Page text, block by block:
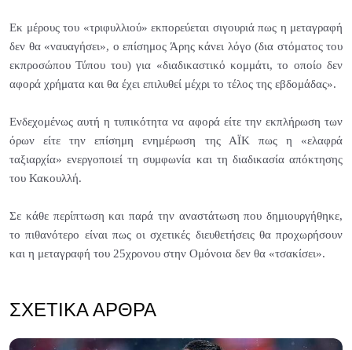
Εκ μέρους του «τριφυλλιού» εκπορεύεται σιγουριά πως η μεταγραφή
δεν θα «ναυαγήσει», ο επίσημος Άρης κάνει λόγο (δια στόματος του
εκπροσώπου Τύπου του) για «διαδικαστικό κομμάτι, το οποίο δεν
αφορά χρήματα και θα έχει επιλυθεί μέχρι το τέλος της εβδομάδας».
Ενδεχομένως αυτή η τυπικότητα να αφορά είτε την εκπλήρωση των
όρων είτε την επίσημη ενημέρωση της ΑΪΚ πως η «ελαφρά
ταξιαρχία» ενεργοποιεί τη συμφωνία και τη διαδικασία απόκτησης
του Κακουλλή.
Σε κάθε περίπτωση και παρά την αναστάτωση που δημιουργήθηκε,
το πιθανότερο είναι πως οι σχετικές διευθετήσεις θα προχωρήσουν
και η μεταγραφή του 25χρονου στην Ομόνοια δεν θα «τσακίσει».
ΣΧΕΤΙΚΆ ΆΡΘΡΑ